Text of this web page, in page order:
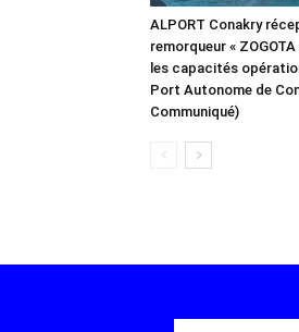
ALPORT Conakry
remorqueur «
les capacités
Port Autonome de
Communiqué)